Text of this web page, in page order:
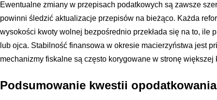
Ewentualne zmiany w przepisach podatkowych są zawsze
powinni śledzić aktualizacje przepisów na bieżąco. Każda
wysokości kwoty wolnej bezpośrednio przekłada się na to, ile
lub ojca. Stabilność finansowa w okresie macierzyństwa jest
mechanizmy fiskalne są często korygowane w stronę
Podsumowanie kwestii opodatkowania